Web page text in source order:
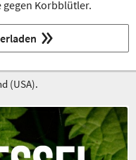
gegen Korbblütler.
(USA).